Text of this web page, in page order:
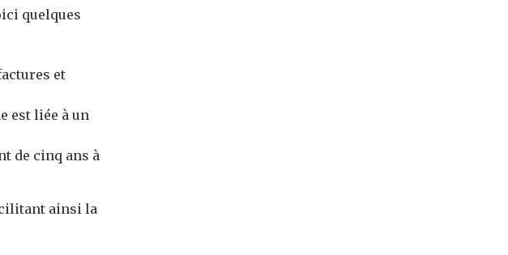
quelques
et
est liée à un
de cinq ans à
ainsi la